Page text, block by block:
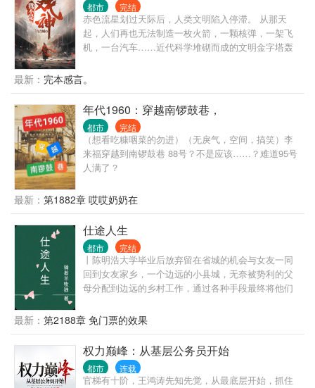
都市 完结
赤色流星划过天际后，人类文明陷入停滞。 从那天
起，人们再也无法制造一枚火箭，一颗核弹，一架飞
机，一台汽车……近代科学堆砌而成的文明金字塔轰
拖入无序的深渊。 在这个时代，人命渺如尘埃； 在这
个时代，人类灿若星辰。 大厦将倾，有人见一戏子屹
立文明废墟之上，红帔似血，时笑时哭， 时代的帘幕
在他身后缓缓打开，他张开双臂，对着累累众生轻声
低语—— “好戏……开场。”
最新： 完本感言。
年代1960：穿越南锣鼓巷，
都市 完结
（想看吃糠咽菜的勿进）（无戾气，空间，搞笑）李
来福穿越到南锣鼓巷 88号？不是应该……？难道95号
人满了？
最新： 第1882章 哎哎奶奶在
仕途人生
都市 完结
丨陈明浩大学毕业后放弃留在省城的机会与女友一同
回到女友家乡，一个边远的小县城，无奈被势利的父
母分配到边远的乡村工作，通过各种手段最终将他们
在背景的支持和自己的努力之下，一路披荆斩棘，仕
途高歌，做到了封疆大吏，实现了他仕途之初许下
的“当官不为民做主，不如回家卖红薯”的初心誓言。
最新： 第2188章 免门票的效果
权力巅峰：从基层公务员开始
都市 连载
官梯有十阶，王鸿涛先知先觉，从最底层开始，抓住